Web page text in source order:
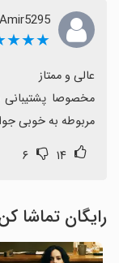
Amir5295
مربوطه به خوبی
۱۴ ۶
رایگان تماشا